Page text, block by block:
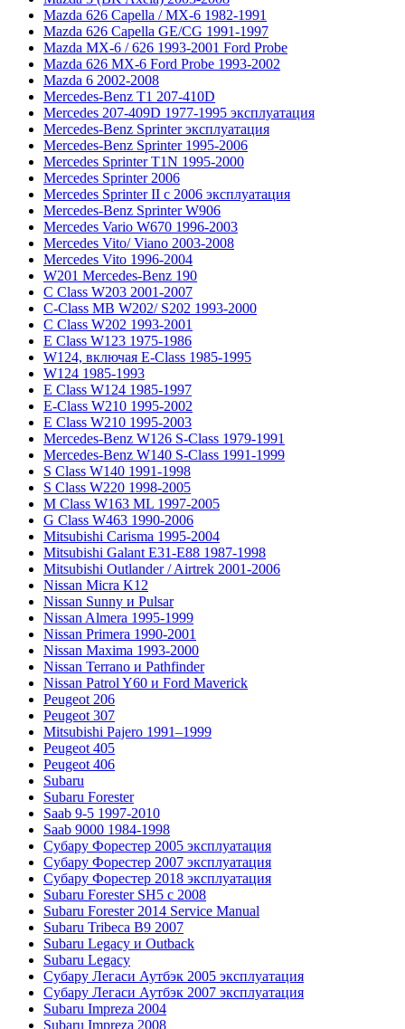
Mazda 626 Capella / MX-6 1982-1991
Mazda 626 Capella GE/CG 1991-1997
Mazda MX-6 / 626 1993-2001 Ford Probe
Mazda 626 MX-6 Ford Probe 1993-2002
Mazda 6 2002-2008
Mercedes-Benz T1 207-410D
Mercedes 207-409D 1977-1995 эксплуатация
Mercedes-Benz Sprinter эксплуатация
Mercedes-Benz Sprinter 1995-2006
Mercedes Sprinter T1N 1995-2000
Mercedes Sprinter 2006
Mercedes Sprinter II с 2006 эксплуатация
Mercedes-Benz Sprinter W906
Mercedes Vario W670 1996-2003
Mercedes Vito/ Viano 2003-2008
Mercedes Vito 1996-2004
W201 Mercedes-Benz 190
C Class W203 2001-2007
C-Class MB W202/ S202 1993-2000
C Class W202 1993-2001
E Class W123 1975-1986
W124, включая E-Class 1985-1995
W124 1985-1993
E Class W124 1985-1997
E-Class W210 1995-2002
E Class W210 1995-2003
Mercedes-Benz W126 S-Class 1979-1991
Mercedes-Benz W140 S-Class 1991-1999
S Class W140 1991-1998
S Class W220 1998-2005
M Class W163 ML 1997-2005
G Class W463 1990-2006
Mitsubishi Carisma 1995-2004
Mitsubishi Galant E31-E88 1987-1998
Mitsubishi Outlander / Airtrek 2001-2006
Nissan Micra K12
Nissan Sunny и Pulsar
Nissan Almera 1995-1999
Nissan Primera 1990-2001
Nissan Maxima 1993-2000
Nissan Terrano и Pathfinder
Nissan Patrol Y60 и Ford Maverick
Peugeot 206
Peugeot 307
Mitsubishi Pajero 1991–1999
Peugeot 405
Peugeot 406
Subaru
Subaru Forester
Saab 9-5 1997-2010
Saab 9000 1984-1998
Субару Форестер 2005 эксплуатация
Субару Форестер 2007 эксплуатация
Субару Форестер 2018 эксплуатация
Subaru Forester SH5 с 2008
Subaru Forester 2014 Service Manual
Subaru Tribeca В9 2007
Subaru Legacy и Outback
Subaru Legacy
Субару Легаси Аутбэк 2005 эксплуатация
Субару Легаси Аутбэк 2007 эксплуатация
Subaru Impreza 2004
Subaru Impreza 2008